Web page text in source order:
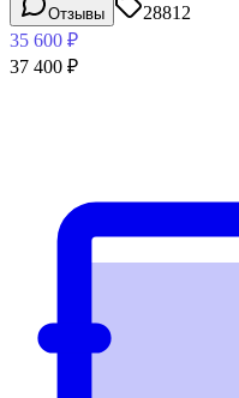
Отзывы
28812
35 600 ₽
37 400 ₽